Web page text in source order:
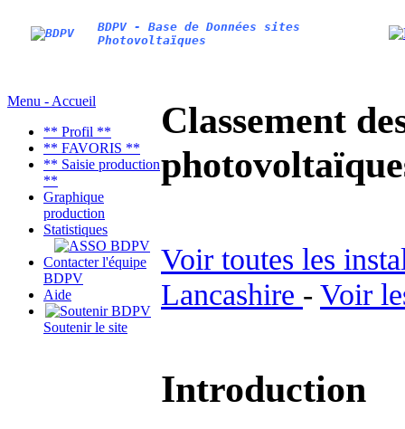
BDPV - Base de Données sites
Photovoltaïques
Menu - Accueil
** Profil **
** FAVORIS **
** Saisie production
**
Graphique
production
Statistiques
Contacter l'équipe
BDPV
Aide
Soutenir le site
Classement
Voir toutes les
Lancashire - Voir
Introduction